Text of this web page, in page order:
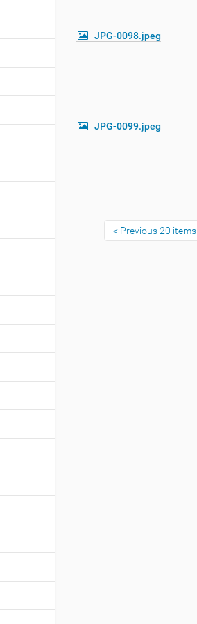
JPG-0098.jpeg
JPG-0099.jpeg
Previous 20 items